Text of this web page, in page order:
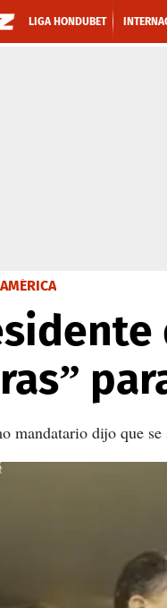
LIGA HONDUBET
mandatario dijo que